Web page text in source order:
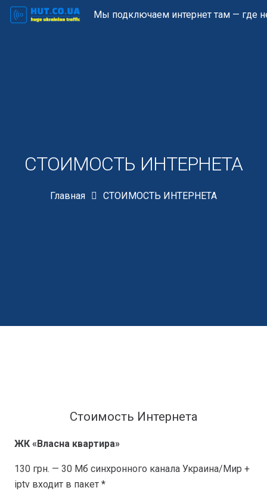
Мы подключаем интернет там — где
СТОИМОСТЬ ИНТЕРНЕТА
Главная СТОИМОСТЬ ИНТЕРНЕТА
Стоимость Интернета
ЖК «Власна квартира»
130 грн. — 30 Мб синхронного канала Украина/Мир +
iptv входит в пакет *